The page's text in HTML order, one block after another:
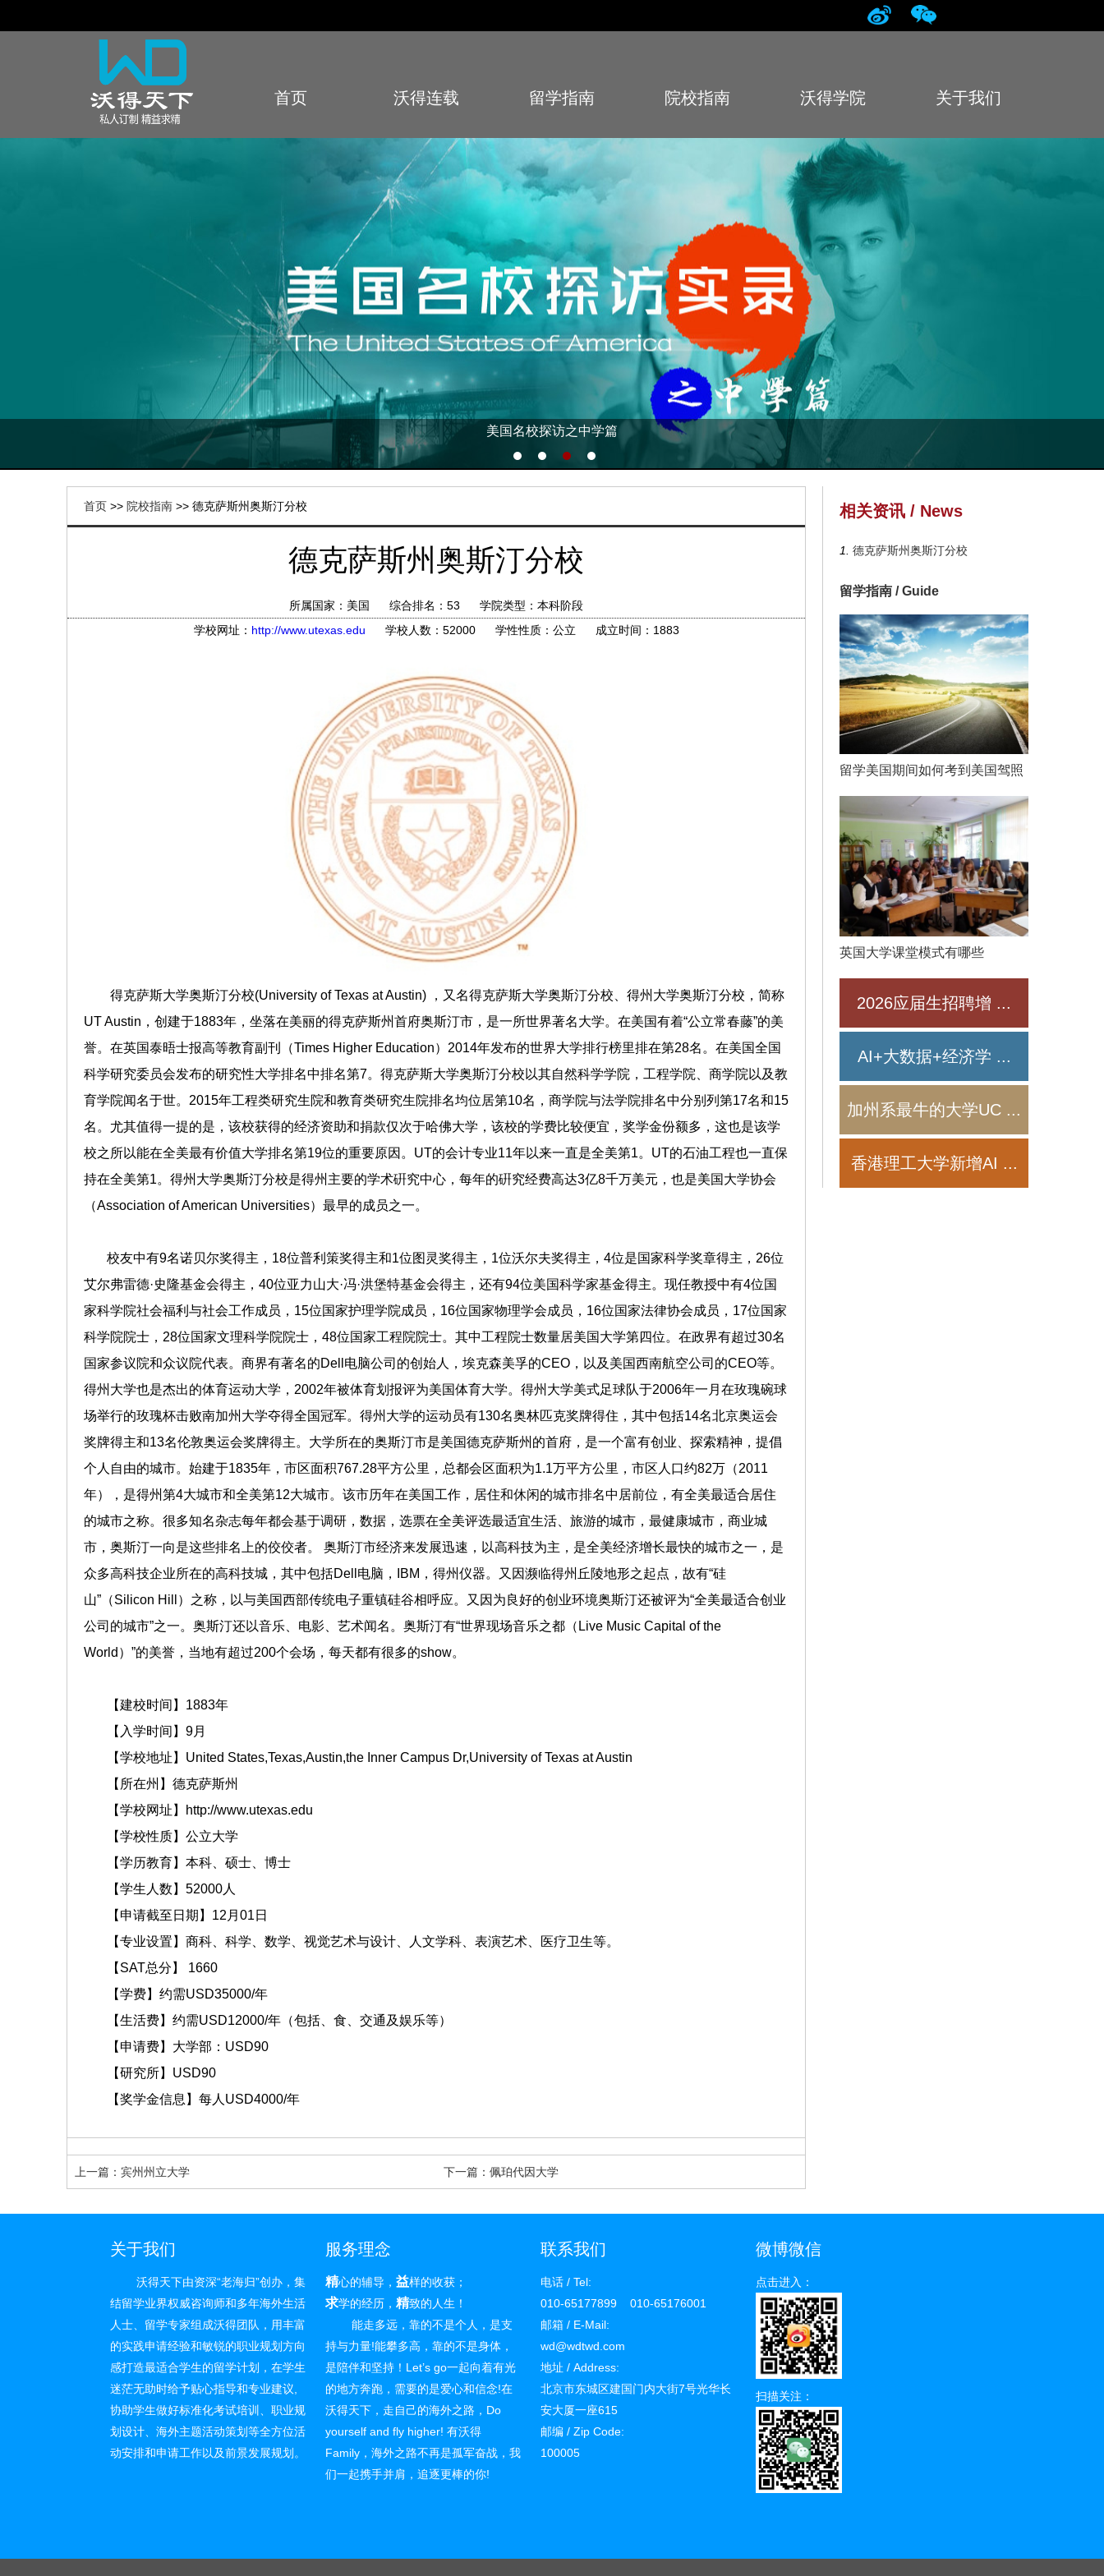
首页 沃得连载
Story
留学指南
Guide
院校指南 沃得学院
College
关于我们
美国名校探访之中学篇
首页 >> 院校指南 >> 德克萨斯州奥斯汀分校
德克萨斯州奥斯汀分校
所属国家：美国 综合排名：53 学院类型：本科阶段
学校网址： http://www.utexas.edu 学校人数：52000 学性性质：公立 成立时间：1883
得克萨斯大学奥斯汀分校(University of Texas at Austin) ，又名得克萨斯大学奥斯汀分校、得州大学奥斯汀分校，简称
UT Austin，创建于1883年，坐落在美丽的得克萨斯州首府奥斯汀市，是一所世界著名大学。在美国有着“公立常春藤”的美
誉。在英国泰晤士报高等教育副刊（Times Higher Education）2014年发布的世界大学排行榜里排在第28名。在美国全国
科学研究委员会发布的研究性大学排名中排名第7。得克萨斯大学奥斯汀分校以其自然科学学院，工程学院、商学院以及教
育学院闻名于世。2015年工程类研究生院和教育类研究生院排名均位居第10名，商学院与法学院排名中分别列第17名和15
名。尤其值得一提的是，该校获得的经济资助和捐款仅次于哈佛大学，该校的学费比较便宜，奖学金份额多，这也是该学
校之所以能在全美最有价值大学排名第19位的重要原因。UT的会计专业11年以来一直是全美第1。UT的石油工程也一直保
持在全美第1。得州大学奥斯汀分校是得州主要的学术硏究中心，每年的硏究经费高达3亿8千万美元，也是美国大学协会
（Association of American Universities）最早的成员之一。
校友中有9名诺贝尔奖得主，18位普利策奖得主和1位图灵奖得主，1位沃尔夫奖得主，4位是国家科学奖章得主，26位
艾尔弗雷德·史隆基金会得主，40位亚力山大·冯·洪堡特基金会得主，还有94位美国科学家基金得主。现任教授中有4位国
家科学院社会福利与社会工作成员，15位国家护理学院成员，16位国家物理学会成员，16位国家法律协会成员，17位国家
科学院院士，28位国家文理科学院院士，48位国家工程院院士。其中工程院士数量居美国大学第四位。在政界有超过30名
国家参议院和众议院代表。商界有著名的Dell电脑公司的创始人，埃克森美孚的CEO，以及美国西南航空公司的CEO等。
得州大学也是杰出的体育运动大学，2002年被体育划报评为美国体育大学。得州大学美式足球队于2006年一月在玫瑰碗球
场举行的玫瑰杯击败南加州大学夺得全国冠军。得州大学的运动员有130名奥林匹克奖牌得住，其中包括14名北京奥运会
奖牌得主和13名伦敦奥运会奖牌得主。大学所在的奥斯汀市是美国德克萨斯州的首府，是一个富有创业、探索精神，提倡
个人自由的城市。始建于1835年，市区面积767.28平方公里，总都会区面积为1.1万平方公里，市区人口约82万（2011
年），是得州第4大城市和全美第12大城市。该市历年在美国工作，居住和休闲的城市排名中居前位，有全美最适合居住
的城市之称。很多知名杂志每年都会基于调研，数据，选票在全美评选最适宜生活、旅游的城市，最健康城市，商业城
市，奥斯汀一向是这些排名上的佼佼者。 奥斯汀市经济来发展迅速，以高科技为主，是全美经济增长最快的城市之一，是
众多高科技企业所在的高科技城，其中包括Dell电脑，IBM，得州仪器。又因濒临得州丘陵地形之起点，故有“硅
山”（Silicon Hill）之称，以与美国西部传统电子重镇硅谷相呼应。又因为良好的创业环境奥斯汀还被评为“全美最适合创业
公司的城市”之一。奥斯汀还以音乐、电影、艺术闻名。奥斯汀有“世界现场音乐之都（Live Music Capital of the
World）”的美誉，当地有超过200个会场，每天都有很多的show。
【建校时间】1883年
【入学时间】9月
【学校地址】United States,Texas,Austin,the Inner Campus Dr,University of Texas at Austin
【所在州】德克萨斯州
【学校网址】http://www.utexas.edu
【学校性质】公立大学
【学历教育】本科、硕士、博士
【学生人数】52000人
【申请截至日期】12月01日
【专业设置】商科、科学、数学、视觉艺术与设计、人文学科、表演艺术、医疗卫生等。
【SAT总分】 1660
【学费】约需USD35000/年
【生活费】约需USD12000/年（包括、食、交通及娱乐等）
【申请费】大学部：USD90
【研究所】USD90
【奖学金信息】每人USD4000/年
上一篇：宾州州立大学 下一篇：佩珀代因大学
相关资讯 / News
1. 德克萨斯州奥斯汀分校
留学指南 / Guide
留学美国期间如何考到美国驾照
英国大学课堂模式有哪些
2026应届生招聘增 ...
AI+大数据+经济学 ...
加州系最牛的大学UC ...
香港理工大学新增AI ...
关于我们
沃得天下由资深“老海归”创办，集
结留学业界权威咨询师和多年海外生活
人士、留学专家组成沃得团队，用丰富
的实践申请经验和敏锐的职业规划方向
感打造最适合学生的留学计划，在学生
迷茫无助时给予贴心指导和专业建议,
协助学生做好标准化考试培训、职业规
划设计、海外主题活动策划等全方位活
动安排和申请工作以及前景发展规划。
服务理念
精心的辅导，益样的收获；
求学的经历，精致的人生！
能走多远，靠的不是个人，是支
持与力量!能攀多高，靠的不是身体，
是陪伴和坚持！Let’s go一起向着有光
的地方奔跑，需要的是爱心和信念!在
沃得天下，走自己的海外之路，Do
yourself and fly higher! 有沃得
Family，海外之路不再是孤军奋战，我
们一起携手并肩，追逐更棒的你!
联系我们
电话 / Tel:
010-65177899 010-65176001
邮箱 / E-Mail:
wd@wdtwd.com
地址 / Address:
北京市东城区建国门内大街7号光华长
安大厦一座615
邮编 / Zip Code:
100005
微博微信
点击进入：
扫描关注：